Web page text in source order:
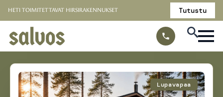
HETI TOIMITETTAVAT HIRSIRAKENNUKSET Tutustu
Lupavapaa